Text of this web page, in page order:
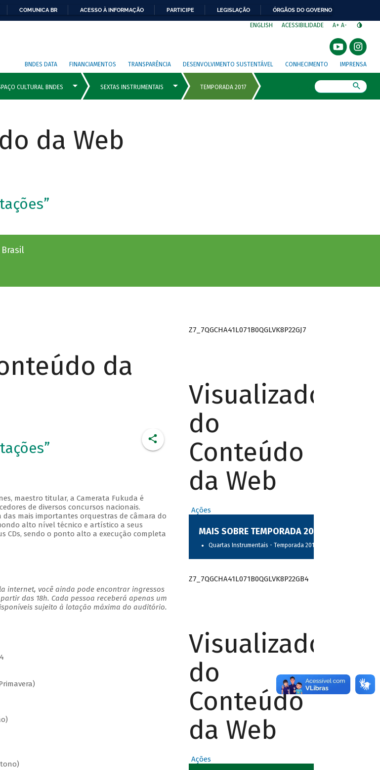
COMUNICA BR ACESSO À INFORMAÇÃO PARTICIPE LEGISLAÇÃO ÓRGÃOS DO GOVERNO
ENGLISH ACESSIBILIDADE A+ A-
BNDES DATA FINANCIAMENTOS TRANSPARÊNCIA DESENVOLVIMENTO SUSTENTÁVEL CONHECIMENTO IMPRENSA
da Web
da
maestro titular, a Camerata Fukuda é
de diversos concursos nacionais.
mais importantes orquestras de câmara do
alto nível técnico e artístico a seus
CDs, sendo o ponto alto a execução completa
internet, você ainda pode encontrar ingressos
das 18h. Cada pessoa receberá apenas um
sujeito à lotação máxima do auditório.
Z7_7QGCHA41L071B0QGLVK8P22GJ7
Visualizador
do
Conteúdo
da Web
Ações
MAIS SOBRE TEMPORADA 2017
Quartas Instrumentais - Temporada 2017
Z7_7QGCHA41L071B0QGLVK8P22GB4
Visualizador
do
Conteúdo
da Web
Ações